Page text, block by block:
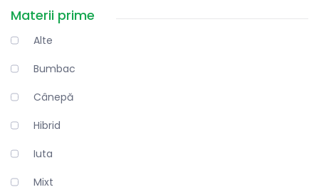
Materii prime
Alte
Bumbac
Cânepă
Hibrid
Iuta
Mixt